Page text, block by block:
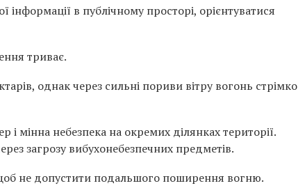
в публічному просторі, орієнтуватися
триває.
однак через сильні пориви вітру вогонь стрімко
мінна небезпека на окремих ділянках території.
загрозу вибухонебезпечних предметів.
не допустити подальшого поширення вогню.